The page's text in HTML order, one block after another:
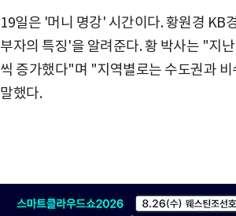
19일은 '머니 명강' 시간이다. 황원경 KB
부자의 특징'을 알려준다. 황 박사는 "지
씩 증가했다"며 "지역별로는 수도권과
말했다.